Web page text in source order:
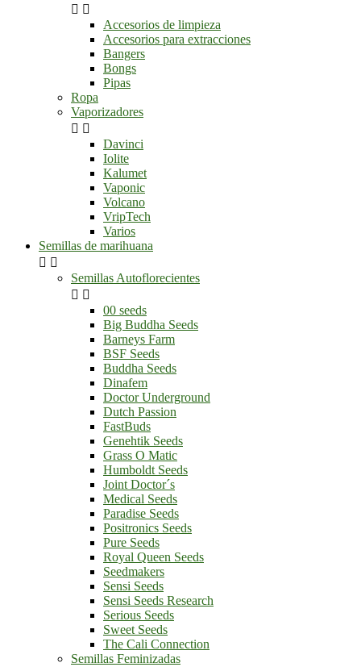
 
Accesorios de limpieza
Accesorios para extracciones
Bangers
Bongs
Pipas
Ropa
Vaporizadores
 
Davinci
Iolite
Kalumet
Vaponic
Volcano
VripTech
Varios
Semillas de marihuana
 
Semillas Autoflorecientes
 
00 seeds
Big Buddha Seeds
Barneys Farm
BSF Seeds
Buddha Seeds
Dinafem
Doctor Underground
Dutch Passion
FastBuds
Genehtik Seeds
Grass O Matic
Humboldt Seeds
Joint Doctor´s
Medical Seeds
Paradise Seeds
Positronics Seeds
Pure Seeds
Royal Queen Seeds
Seedmakers
Sensi Seeds
Sensi Seeds Research
Serious Seeds
Sweet Seeds
The Cali Connection
Semillas Feminizadas